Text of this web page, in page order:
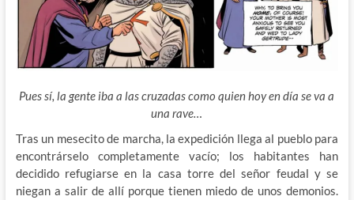
Pues sí, la gente iba a las cruzadas como quien hoy en día se va a
una rave…
Tras un mesecito de marcha, la expedición llega al pueblo para
encontrárselo completamente vacío; los habitantes han
decidido refugiarse en la casa torre del señor feudal y se
niegan a salir de allí porque tienen miedo de unos demonios.